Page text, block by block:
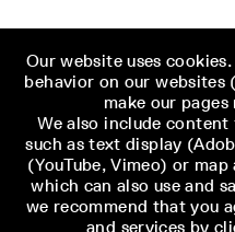
Our website uses
behavior on our websites
make our
We also include
such as text display
(YouTube, Vimeo) or
which can also use and
we recommend that you
and services by
Der HistorikerMichael
Studie zur Justiz im Zweiten